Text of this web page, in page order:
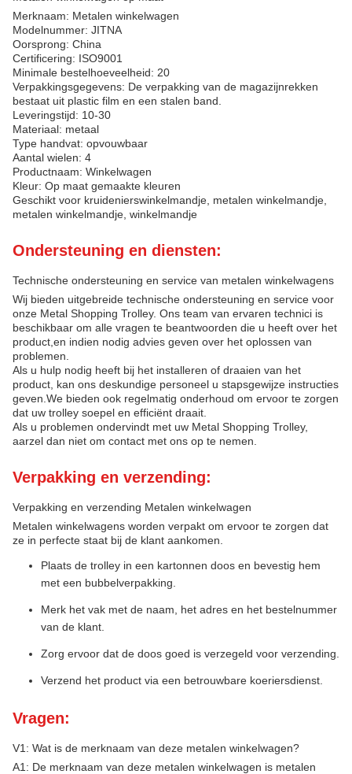
Merknaam: Metalen winkelwagen
Modelnummer: JITNA
Oorsprong: China
Certificering: ISO9001
Minimale bestelhoeveelheid: 20
Verpakkingsgegevens: De verpakking van de magazijnrekken
bestaat uit plastic film en een stalen band.
Leveringstijd: 10-30
Materiaal: metaal
Type handvat: opvouwbaar
Aantal wielen: 4
Productnaam: Winkelwagen
Kleur: Op maat gemaakte kleuren
Geschikt voor kruidenierswinkelmandje, metalen winkelmandje,
metalen winkelmandje, winkelmandje
Ondersteuning en diensten:
Technische ondersteuning en service van metalen winkelwagens
Wij bieden uitgebreide technische ondersteuning en service voor
onze Metal Shopping Trolley. Ons team van ervaren technici is
beschikbaar om alle vragen te beantwoorden die u heeft over het
product,en indien nodig advies geven over het oplossen van
problemen.
Als u hulp nodig heeft bij het installeren of draaien van het
product, kan ons deskundige personeel u stapsgewijze instructies
geven.We bieden ook regelmatig onderhoud om ervoor te zorgen
dat uw trolley soepel en efficiënt draait.
Als u problemen ondervindt met uw Metal Shopping Trolley,
aarzel dan niet om contact met ons op te nemen.
Verpakking en verzending:
Verpakking en verzending Metalen winkelwagen
Metalen winkelwagens worden verpakt om ervoor te zorgen dat
ze in perfecte staat bij de klant aankomen.
Plaats de trolley in een kartonnen doos en bevestig hem
met een bubbelverpakking.
Merk het vak met de naam, het adres en het bestelnummer
van de klant.
Zorg ervoor dat de doos goed is verzegeld voor verzending.
Verzend het product via een betrouwbare koeriersdienst.
Vragen:
V1: Wat is de merknaam van deze metalen winkelwagen?
A1: De merknaam van deze metalen winkelwagen is metalen